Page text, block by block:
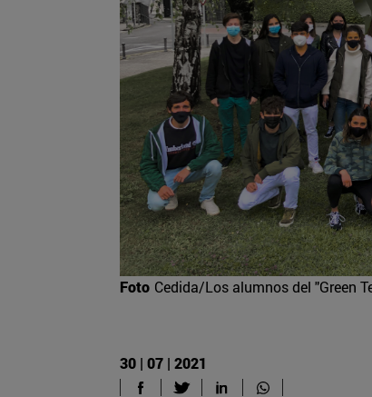
Foto Cedida/Los alumnos del "Green
30 | 07 | 2021